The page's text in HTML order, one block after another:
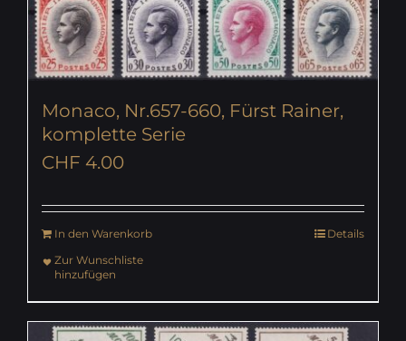
Monaco, Nr.657-660, Fürst Rainer,
komplette Serie
CHF 4.00
In den Warenkorb
Details
Zur Wunschliste
hinzufügen